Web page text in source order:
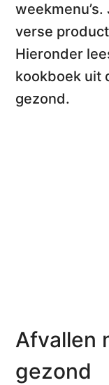
verse
Hieronder
kookboek uit
gezond.
Afvallen
gezond